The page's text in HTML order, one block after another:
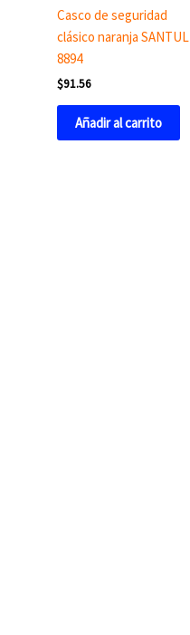
Casco de seguridad
clásico naranja SANTUL
8894
$91.56
Añadir al carrito